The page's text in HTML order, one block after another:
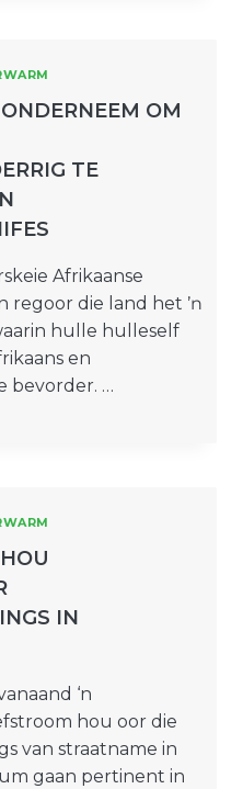
OM
TE
Afrikaanse
regoor die land het ŉ
hulle hulleself
en
bevorder. …
IN
‘n
hou oor die
van straatname in
gaan pertinent in